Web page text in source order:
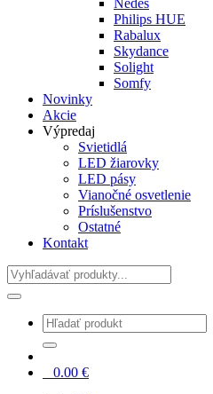
Nedes
Philips HUE
Rabalux
Skydance
Solight
Somfy
Novinky
Akcie
Výpredaj
Svietidlá
LED žiarovky
LED pásy
Vianočné osvetlenie
Príslušenstvo
Ostatné
Kontakt
Hladať
0.00 €